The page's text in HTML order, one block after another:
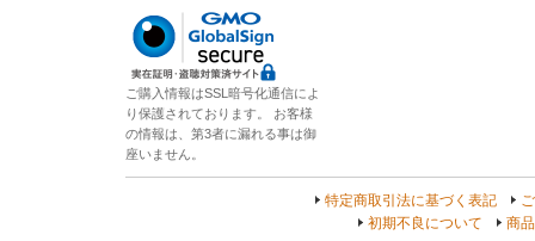
ご購入情報はSSL暗号化通信によ
り保護されております。 お客様
の情報は、第3者に漏れる事は御
座いません。
特定商取引法に基づく表記
初期不良について
商